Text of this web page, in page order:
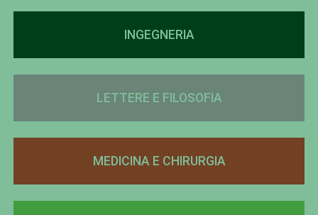
INGEGNERIA
LETTERE E FILOSOFIA
MEDICINA E CHIRURGIA